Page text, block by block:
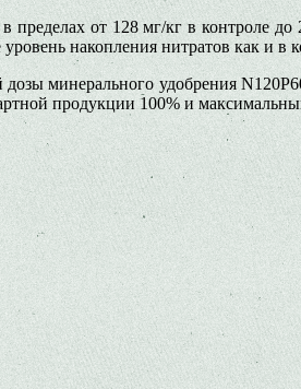
пределах от 128 мг/кг в кон­троле
накопления нитратов как и в
дозы минерального удобрения
продукции 100% и